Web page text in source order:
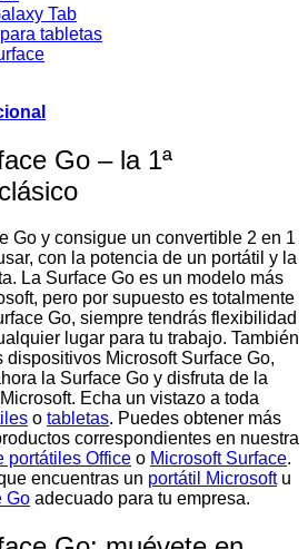
Tab
tabletas
Go – la 1ª
Go y consigue un convertible 2 en 1
con la potencia de un portátil y la
La Surface Go es un modelo más
pero por supuesto es totalmente
Go, siempre tendrás flexibilidad
lugar para tu trabajo. También
dispositivos Microsoft Surface Go,
la Surface Go y disfruta de la
Echa un vistazo a toda
o tabletas. Puedes obtener más
correspondientes en nuestra
portátiles Office o Microsoft Surface.
encuentras un portátil Microsoftu
Go adecuado para tu empresa.